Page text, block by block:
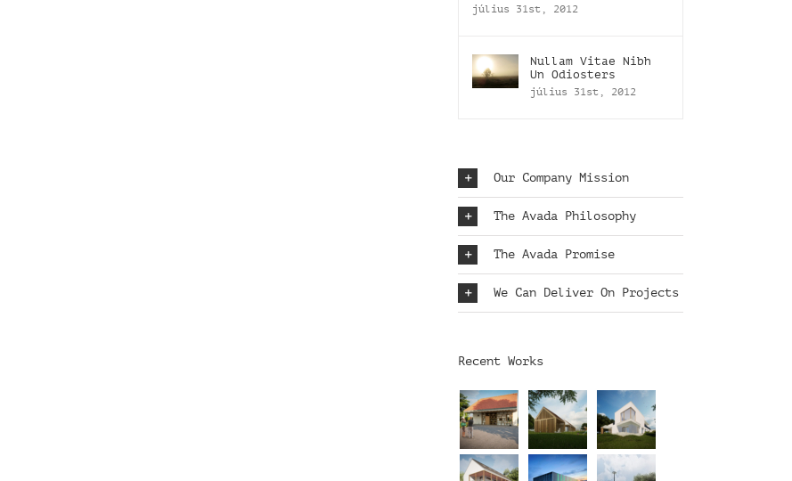
július 31st, 2012
Nullam Vitae Nibh
Un Odiosters
július 31st, 2012
Our Company Mission
The Avada Philosophy
The Avada Promise
We Can Deliver On Projects
Recent Works